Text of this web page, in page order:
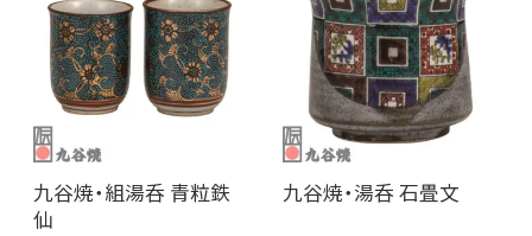
九谷焼・組湯呑 青粒鉄
仙
九谷焼・湯呑 石畳文